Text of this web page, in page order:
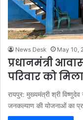
News Desk May 10,
प्रधानमंत्री
परिवार को
रायपुर: मुख्यमंत्री श्री
जनकल्याण की योजनाओं का